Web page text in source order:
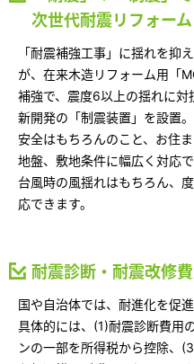
次世代耐震リフォーム
「耐震補強工事」に揺れを抑
が、在来木造リフォーム用「
補強で、震度6以上の揺れに対
新開発の「制震装置」を設置
安全はもちろんのこと、お住
地盤、敷地条件に幅広く対応
台風時の風揺れはもちろん、
応できます。
耐震診断・耐震改修
国や自治体では、耐進化を促
具体的には、(1)耐震診断費用
ンの一部を所得税から控除、